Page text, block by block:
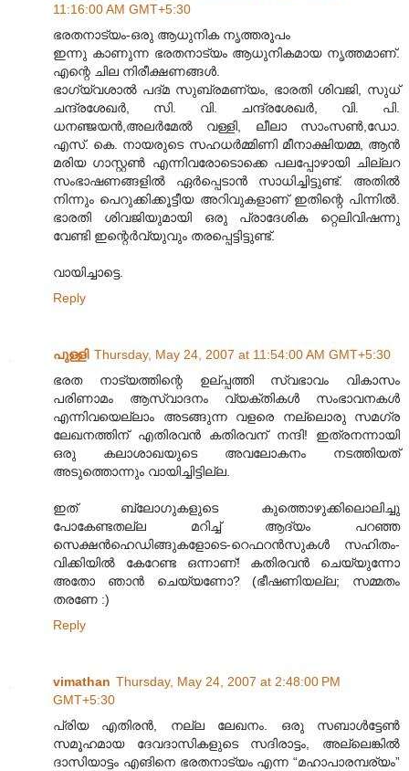
11:16:00 AM GMT+5:30
ഭരതനാട്യം-ഒരു ആധുനിക നൃത്തരൂപം
ഇന്നു കാണുന്ന ഭരതനാട്യം ആധുനികമായ നൃത്തമാണ്.
എന്റെ ചില നിരീക്ഷണങ്ങള്‍.
ഭാഗ്യ്‌വശാല്‍ പദ്മ സുബ്രമണ്യം, ഭാരതി ശിവജി, സുധ്
ചന്ദ്രശേഖര്‍, സി. വി. ചന്ദ്രശേഖര്‍, വി. പി.
ധനഞ്ജയന്‍,അലര്‍മേല്‍ വള്ളി, ലീലാ സാംസണ്‍,ഡോ.
എസ്. കെ. നായരുടെ സഹധര്‍മ്മിണി മീനാക്ഷിയമ്മ, ആന്‍
മരിയ ഗാസ്റ്റണ്‍ എന്നിവരോടൊക്കെ പലപ്പോഴായി ചില്ലറ
സംഭാഷണങ്ങളില്‍ ഏര്‍പ്പെടാന്‍ സാധിച്ചിട്ടുണ്ട്. അതില്‍
നിന്നും പെറുക്കിക്കൂട്ടീയ അറിവുകളാണ് ഇതിന്റെ പിന്നില്‍.
ഭാരതി ശിവജിയുമായി ഒരു പ്രാദേശിക റ്റെലിവിഷന്നു
വേണ്ടി ഇന്റെര്‍വ്യുവും തരപ്പെട്ടിട്ടുണ്ട്.
വായിച്ചാട്ടെ.
Reply
പുള്ളി Thursday, May 24, 2007 at 11:54:00 AM GMT+5:30
ഭരത നാട്യത്തിന്റെ ഉല്പ്പത്തി സ്വഭാവം വികാസം
പരിണാമം ആസ്വാദനം വ്യക്തികള്‍ സംഭാവനകള്‍
എന്നിവയെല്ലാം അടങ്ങുന്ന വളരെ നല്ലൊരു സമഗ്ര
ലേഖനത്തിന് എതിരവന്‍ കതിരവന് നന്ദി! ഇത്രനന്നായി
ഒരു കലാശാഖയുടെ അവലോകനം നടത്തിയത്
അടുത്തൊന്നും വായിച്ചിട്ടില്ല.
ഇത് ബ്ലോഗുകളുടെ കുത്തൊഴുക്കിലൊലിച്ചു
പോകേണ്ടതല്ല മറിച്ച് ആദ്യം പറഞ്ഞ
സെക്ഷന്‍‌ഹെഡിങ്ങുകളോടെ-റെഫറന്‍സുകള്‍ സഹിതം-
വിക്കിയില്‍ കേറേണ്ട ഒന്നാണ്! കതിരവന്‍ ചെയ്യുന്നോ
അതോ ഞാന്‍ ചെയ്യണോ? (ഭീഷണിയല്ല; സമ്മതം
തരണേ :)
Reply
vimathan Thursday, May 24, 2007 at 2:48:00 PM
GMT+5:30
പ്രിയ എതിരന്‍, നല്ല ലേഖനം. ഒരു സബാള്‍ട്ടേണ്‍
സമൂഹമായ ദേവദാസികളുടെ സദിരാട്ടം, അല്ലെങ്കില്‍
ദാസിയാട്ടം എങിനെ ഭരതനാട്യം എന്ന “മഹാപാരമ്പര്യം”